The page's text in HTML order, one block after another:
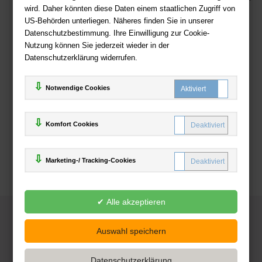
wird. Daher könnten diese Daten einem staatlichen Zugriff von
US-Behörden unterliegen. Näheres finden Sie in unserer
Datenschutzbestimmung. Ihre Einwilligung zur Cookie-
Nutzung können Sie jederzeit wieder in der
Datenschutzerklärung widerrufen.
Notwendige Cookies
Komfort Cookies
Marketing-/ Tracking-Cookies
Zahlweisen
Deutsche-Buchhandlung.de
www.deutsche-buchhandlung.de ist ein Angebot der
Handelsgesellschaft mbH
Powered by Inooga